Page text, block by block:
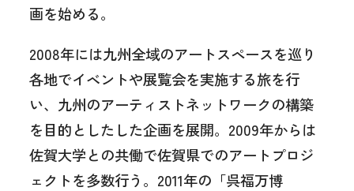
画を始める。
2008年には九州全域のアートスペースを巡り
各地でイベントや展覧会を実施する旅を行
い、九州のアーティストネットワークの構築
を目的としたした企画を展開。2009年からは
佐賀大学との共働で佐賀県でのアートプロジ
ェクトを多数行う。2011年の「呉福万博